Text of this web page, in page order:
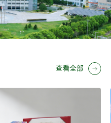
查看全部